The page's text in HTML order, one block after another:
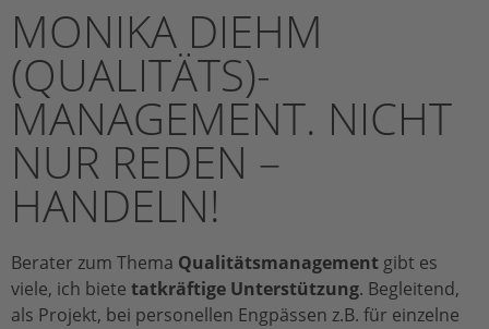
MONIKA DIEHM
(QUALITÄTS)­
MANAGEMENT. NICHT
NUR REDEN –
HANDELN!
Berater zum Thema Qualitätsmanagement gibt es
viele, ich biete tatkräftige Unterstützung. Begleitend,
als Projekt, bei personellen Engpässen z.B. für einzelne